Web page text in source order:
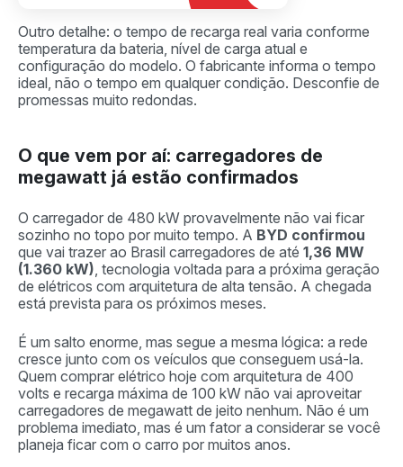
Outro detalhe: o tempo de recarga real varia conforme
temperatura da bateria, nível de carga atual e
configuração do modelo. O fabricante informa o tempo
ideal, não o tempo em qualquer condição. Desconfie de
promessas muito redondas.
O que vem por aí: carregadores de
megawatt já estão confirmados
O carregador de 480 kW provavelmente não vai ficar
sozinho no topo por muito tempo. A BYD confirmou
que vai trazer ao Brasil carregadores de até 1,36 MW
(1.360 kW), tecnologia voltada para a próxima geração
de elétricos com arquitetura de alta tensão. A chegada
está prevista para os próximos meses.
É um salto enorme, mas segue a mesma lógica: a rede
cresce junto com os veículos que conseguem usá-la.
Quem comprar elétrico hoje com arquitetura de 400
volts e recarga máxima de 100 kW não vai aproveitar
carregadores de megawatt de jeito nenhum. Não é um
problema imediato, mas é um fator a considerar se você
planeja ficar com o carro por muitos anos.